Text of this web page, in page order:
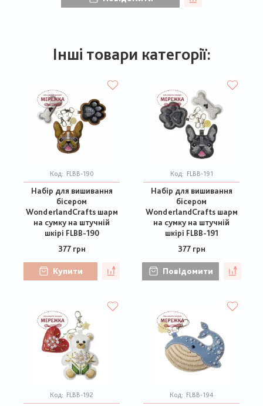
Інші товари категорії:
Код: FLBB-190
Набір для вишивання
бісером
WonderlandCrafts шарм
на сумку на штучній
шкірі FLBB-190
377 грн
Купити
Код: FLBB-191
Набір для вишивання
бісером
WonderlandCrafts шарм
на сумку на штучній
шкірі FLBB-191
377 грн
Повідомити
Код: FLBB-192 Код: FLBB-194